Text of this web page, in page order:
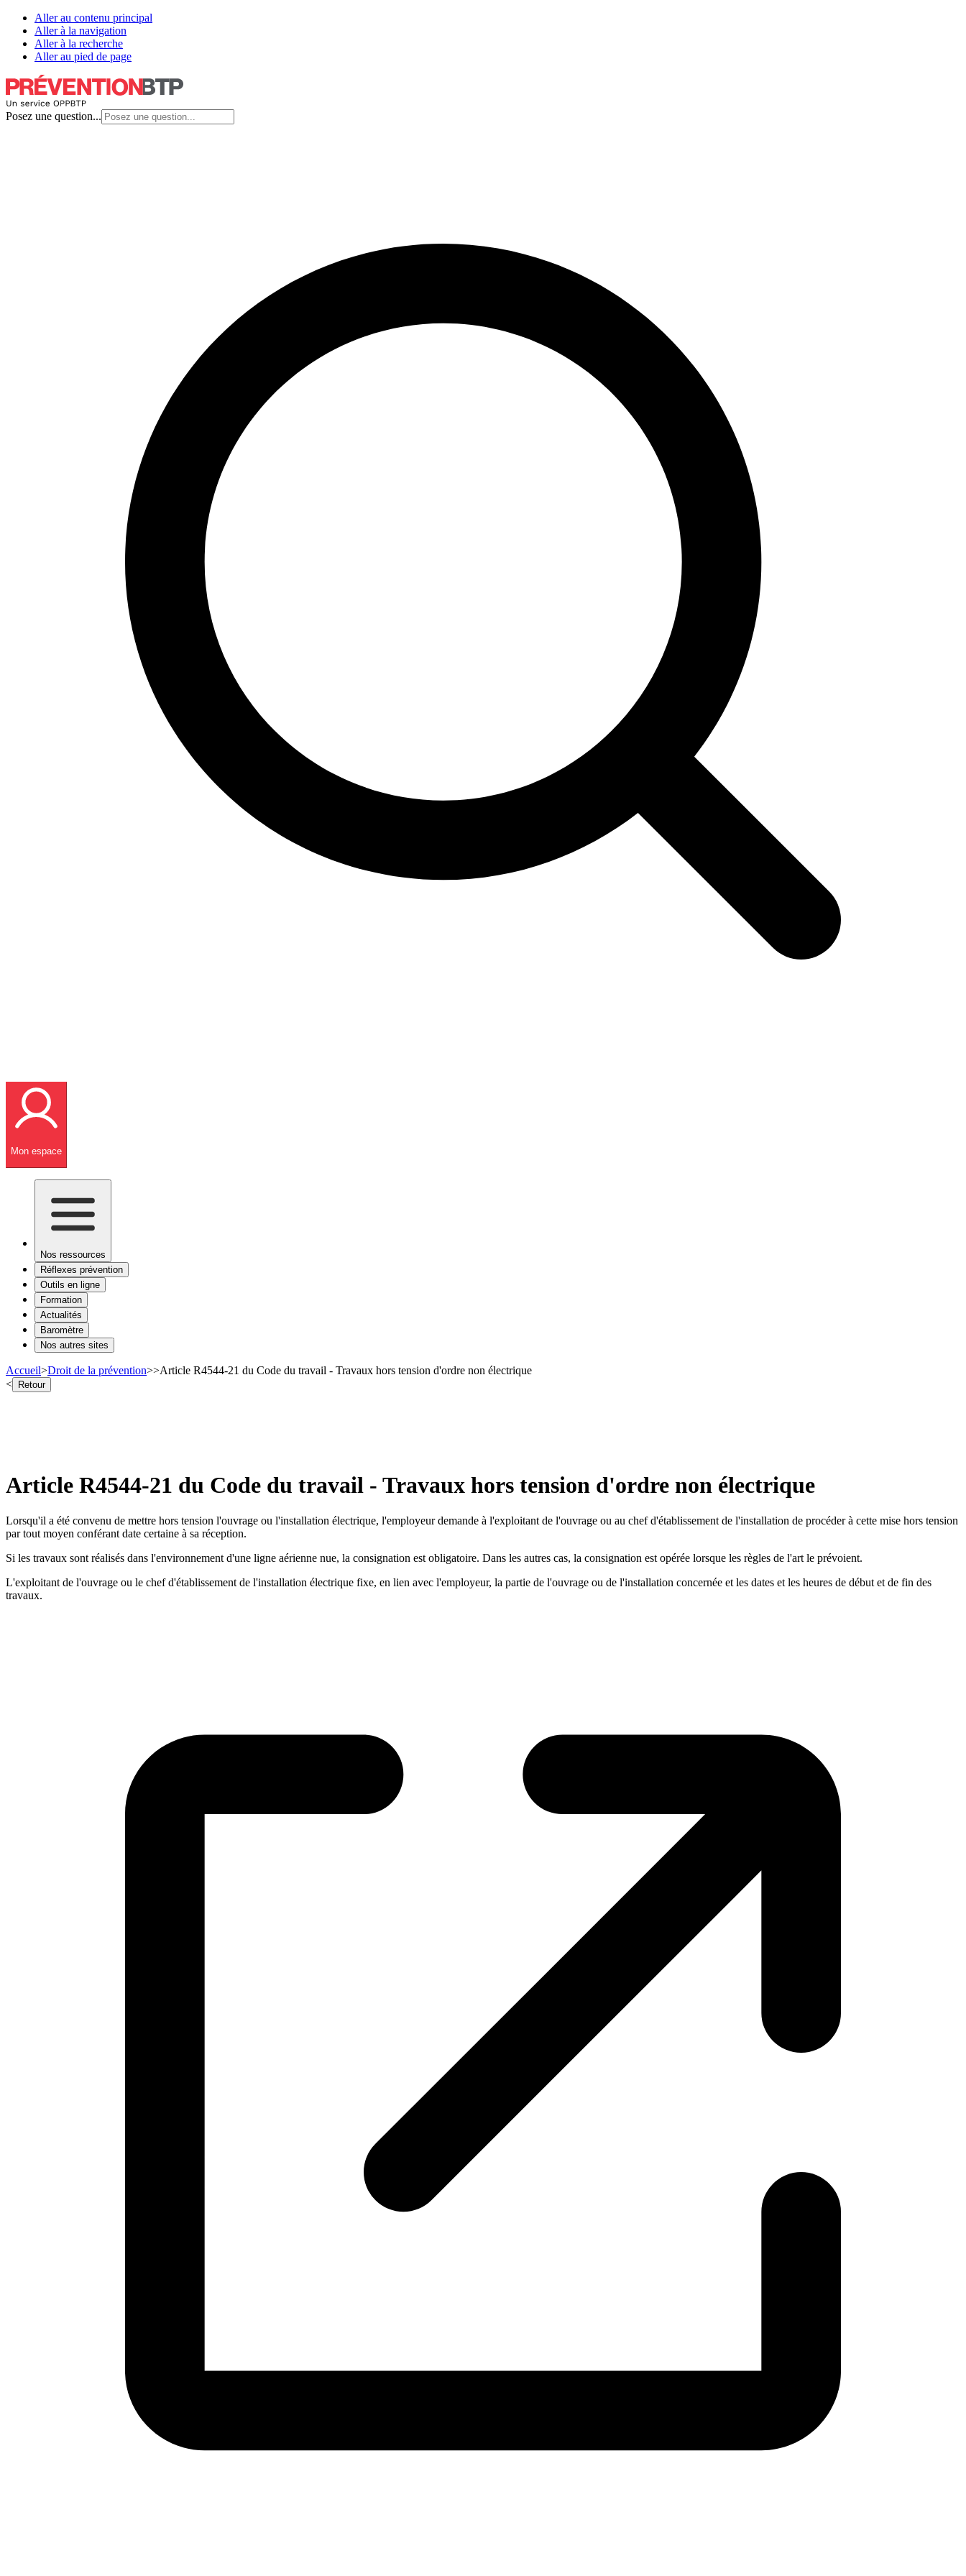
Aller au contenu principal
Aller à la navigation
Aller à la recherche
Aller au pied de page
Posez une question...
Mon espace
Nos ressources
Réflexes prévention
Outils en ligne
Formation
Actualités
Baromètre
Nos autres sites
Accueil>Droit de la prévention>>Article R4544-21 du Code du travail - Travaux hors tension d'ordre non électrique
< Retour
Article R4544-21 du Code du travail - Travaux hors tension d'ordre non électrique
Lorsqu'il a été convenu de mettre hors tension l'ouvrage ou l'installation électrique, l'employeur demande à l'exploitant de l'ouvrage ou au chef d'établissement de l'installation de procéder à cette mise hors tension
par tout moyen conférant date certaine à sa réception.
Si les travaux sont réalisés dans l'environnement d'une ligne aérienne nue, la consignation est obligatoire. Dans les autres cas, la consignation est opérée lorsque les règles de l'art le prévoient.
L'exploitant de l'ouvrage ou le chef d'établissement de l'installation électrique fixe, en lien avec l'employeur, la partie de l'ouvrage ou de l'installation concernée et les dates et les heures de début et de fin des
travaux.